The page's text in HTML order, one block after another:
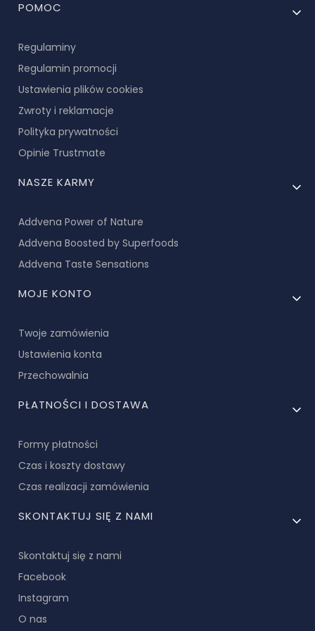
Linki w stopce
POMOC
Regulaminy
Regulamin promocji
Ustawienia plików cookies
Zwroty i reklamacje
Polityka prywatności
Opinie Trustmate
NASZE KARMY
Addvena Power of Nature
Addvena Boosted by Superfoods
Addvena Taste Sensations
MOJE KONTO
Twoje zamówienia
Ustawienia konta
Przechowalnia
PŁATNOŚCI I DOSTAWA
Formy płatności
Czas i koszty dostawy
Czas realizacji zamówienia
SKONTAKTUJ SIĘ Z NAMI
Skontaktuj się z nami
Facebook
Instagram
O nas